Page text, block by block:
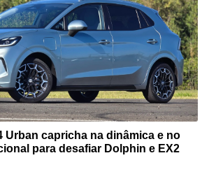
Urban capricha na dinâmica e no
para desafiar Dolphin e EX2